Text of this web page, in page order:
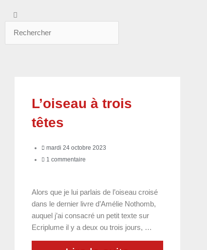
Rechercher
Rechercher
L’oiseau à trois
têtes
mardi 24 octobre 2023
1 commentaire
Alors que je lui parlais de l’oiseau croisé
dans le dernier livre d’Amélie Nothomb,
auquel j’ai consacré un petit texte sur
Ecriplume il y a deux ou trois jours, …